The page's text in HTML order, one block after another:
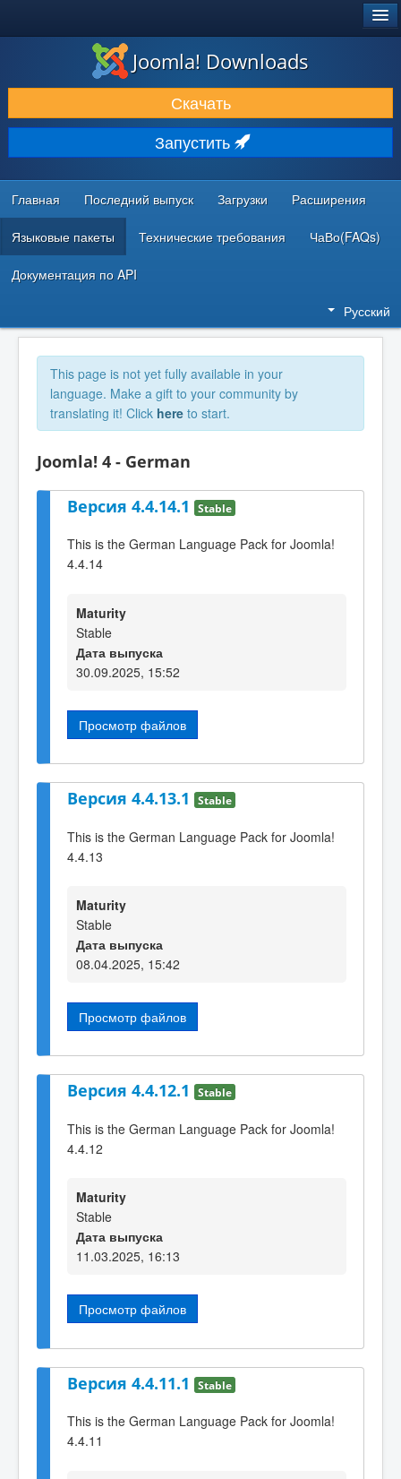
ЗАГРУЗКИ И РАСШИРЕНИЯ
ДОКУМЕНТАЦИЯ И ОБУЧЕНИЕ
СООБЩЕСТВО И ПОДДЕРЖКА
РЕСУРСЫ ДЛЯ РАЗРАБОТЧИКОВ
Joomla! Downloads
Скачать
Запустить
Главная Последний выпуск Загрузки Расширения
Языковые пакеты Технические требования ЧаВо(FAQs)
Документация по API
Русский
This page is not yet fully available in your
language. Make a gift to your community by
translating it! Click here to start.
Joomla! 4 - German
Версия 4.4.14.1 Stable
This is the German Language Pack for Joomla!
4.4.14
Maturity
Stable
Дата выпуска
30.09.2025, 15:52
Просмотр файлов
Версия 4.4.13.1 Stable
This is the German Language Pack for Joomla!
4.4.13
Maturity
Stable
Дата выпуска
08.04.2025, 15:42
Просмотр файлов
Версия 4.4.12.1 Stable
This is the German Language Pack for Joomla!
4.4.12
Maturity
Stable
Дата выпуска
11.03.2025, 16:13
Просмотр файлов
Версия 4.4.11.1 Stable
This is the German Language Pack for Joomla!
4.4.11